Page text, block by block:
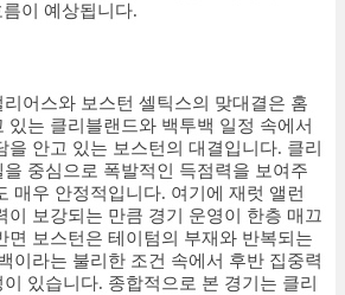
이 예상됩니다.
어스와 보스턴 셀틱스의 맞대결은 홈
있는 클리블랜드와 백투백 일정 속에서
을 안고 있는 보스턴의 대결입니다. 클리
중심으로 폭발적인 득점력을 보여주
매우 안정적입니다. 여기에 재럿 앨런
이 보강되는 만큼 경기 운영이 한층 매끄
면 보스턴은 테이텀의 부재와 반복되는
이라는 불리한 조건 속에서 후반 집중력
있습니다. 종합적으로 본 경기는 클리